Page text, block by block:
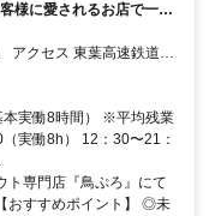
様に愛されるお店で一緒
本実働8時間） ※平均残業
実働8h） 12：30〜21：
ト専門店『鳥ぷろ』にて
おすすめポイント】 ◎未